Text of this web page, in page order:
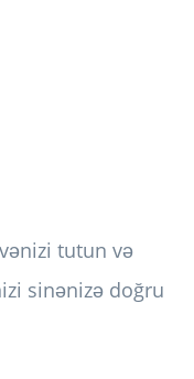
tutun və
sinənizə doğru